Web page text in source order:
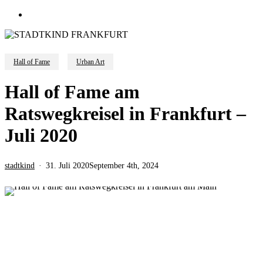
Hall of Fame Urban Art
Hall of Fame am
Ratswegkreisel in Frankfurt –
Juli 2020
stadtkind 31. Juli 2020September 4th, 2024